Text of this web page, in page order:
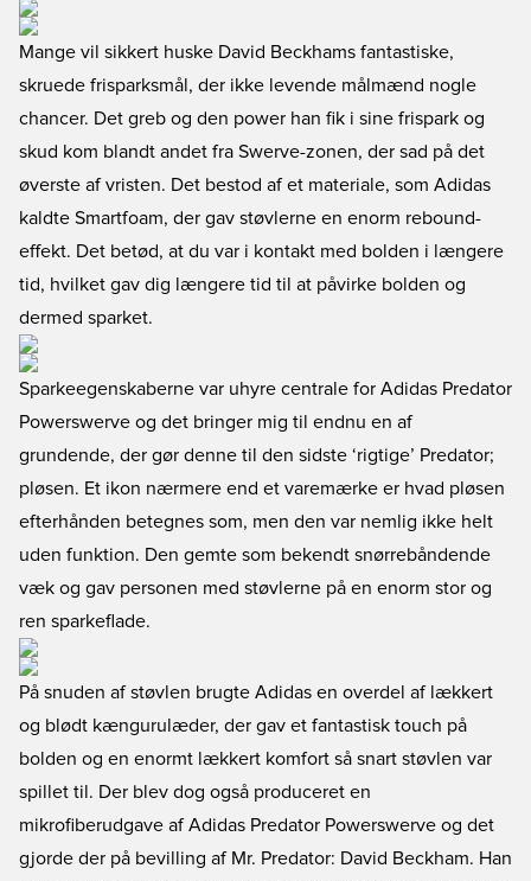
Mange vil sikkert huske David Beckhams fantastiske,
skruede frisparksmål, der ikke levende målmænd nogle
chancer. Det greb og den power han fik i sine frispark og
skud kom blandt andet fra Swerve-zonen, der sad på det
øverste af vristen. Det bestod af et materiale, som Adidas
kaldte Smartfoam, der gav støvlerne en enorm rebound-
effekt. Det betød, at du var i kontakt med bolden i længere
tid, hvilket gav dig længere tid til at påvirke bolden og
dermed sparket.
Sparkeegenskaberne var uhyre centrale for Adidas Predator
Powerswerve og det bringer mig til endnu en af
grundende, der gør denne til den sidste ‘rigtige’ Predator;
pløsen. Et ikon nærmere end et varemærke er hvad pløsen
efterhånden betegnes som, men den var nemlig ikke helt
uden funktion. Den gemte som bekendt snørrebåndende
væk og gav personen med støvlerne på en enorm stor og
ren sparkeflade.
På snuden af støvlen brugte Adidas en overdel af lækkert
og blødt kængurulæder, der gav et fantastisk touch på
bolden og en enormt lækkert komfort så snart støvlen var
spillet til. Der blev dog også produceret en
mikrofiberudgave af Adidas Predator Powerswerve og det
gjorde der på bevilling af Mr. Predator: David Beckham. Han